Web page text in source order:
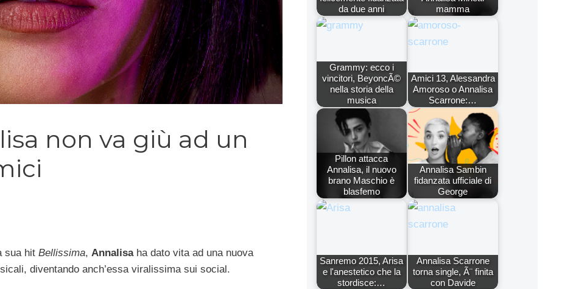
non va giù ad un
sua hit Bellissima, Annalisaha dato vita ad una nuova
diventando anch’essa viralissima sui social.
da due anni
mamma
Grammy: ecco i
vincitori, BeyoncÃ©
nella storia della
musica
Amici 13, Alessandra
Amoroso o Annalisa
Scarrone:…
Pillon attacca
Annalisa, il nuovo
brano Maschio è
blasfemo
Annalisa Sambin
fidanzata ufficiale di
George
Sanremo 2015, Arisa
e l'anestetico che la
stordisce:…
Annalisa Scarrone
torna single, Ã¨ finita
con Davide